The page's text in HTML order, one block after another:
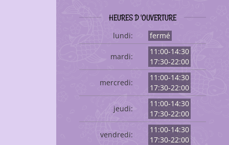
HEURES D 'OUVERTURE
lundi:
fermé
mardi:
11:00-14:30
17:30-22:00
mercredi:
11:00-14:30
17:30-22:00
jeudi:
11:00-14:30
17:30-22:00
vendredi:
11:00-14:30
17:30-22:00